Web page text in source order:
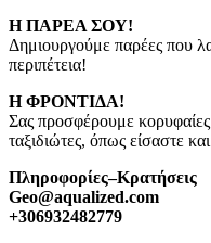
Η ΠΑΡΕΑ ΣΟΥ!
Δημιουργούμε παρέες που
περιπέτεια!
Η ΦΡΟΝΤΙΔΑ!
Σας προσφέρουμε κορυφαίες
ταξιδιώτες, όπως είσαστε
Πληροφορίες–Κρατήσεις
Geo@aqualized.com
+306932482779